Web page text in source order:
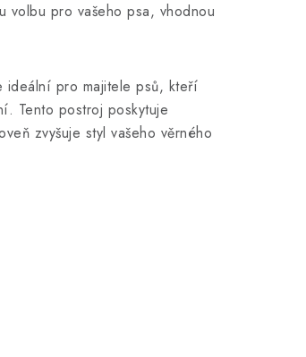
volbu pro vašeho psa, vhodnou
ideální pro majitele psů, kteří
Tento postroj poskytuje
zvyšuje styl vašeho věrného